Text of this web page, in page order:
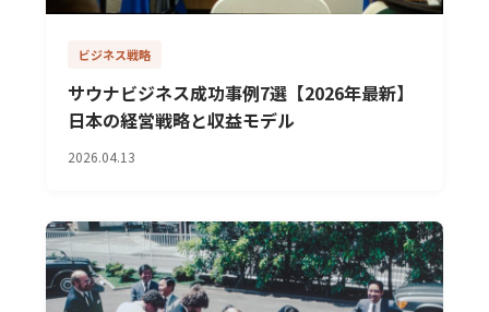
ビジネス戦略
サウナビジネス成功事例7選【2026年最新】
日本の経営戦略と収益モデル
2026.04.13